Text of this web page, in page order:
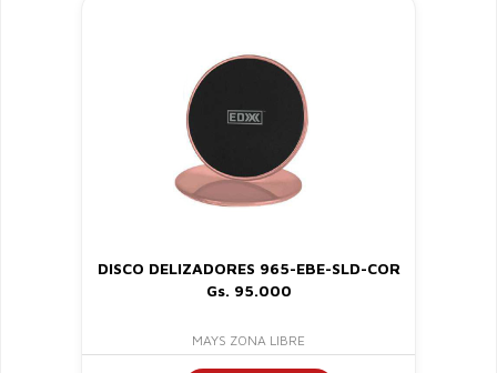
DISCO DELIZADORES 965-EBE-SLD-COR
Gs. 95.000
MAYS ZONA LIBRE